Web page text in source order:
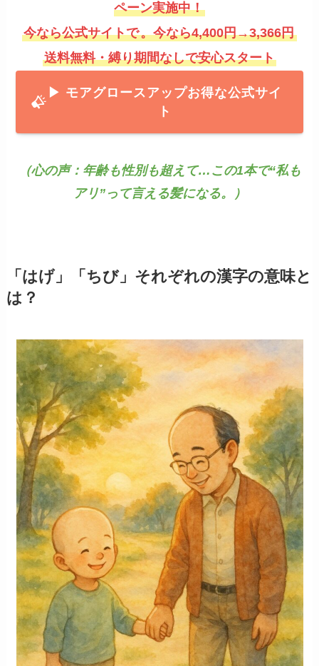
ペーン実施中！
今なら公式サイトで。今なら4,400円→3,366円
送料無料・縛り期間なしで安心スタート
▶ モアグロースアッ プお得な公式サイ
ト
（心の声：年齢も性別も超えて…この1本で“私も
アリ”って言える髪になる。）
「はげ」「ちび」それぞれの漢字の意味と
は？